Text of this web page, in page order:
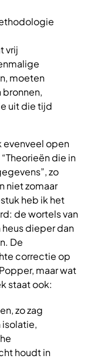
vrij
moeten
uit die tijd
evenveel open
die in
zo
niet zomaar
heb ik het
de wortels van
dieper dan
De
correctie op
maar wat
staat ook:
zo zag
houdt in